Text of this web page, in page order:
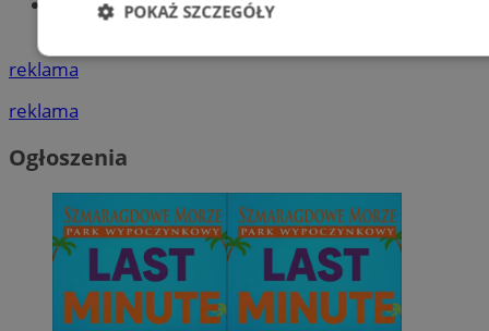
reklama
reklama
Ogłoszenia
POKAŻ SZCZEGÓŁY
Niezbędne Wydajność
Niezbędne Wydajność Targetowanie